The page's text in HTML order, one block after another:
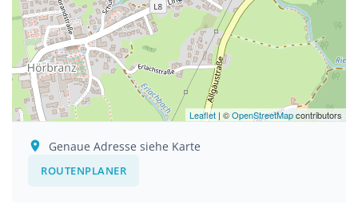
Leaflet | ©OpenStreetMapcontributors
Genaue Adresse siehe Karte
ROUTENPLANER